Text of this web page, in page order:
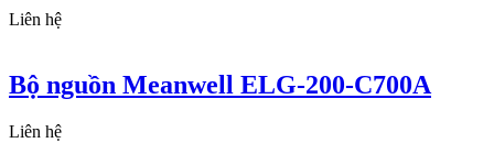
Liên hệ
Bộ nguồn Meanwell ELG-200-C700A
Liên hệ